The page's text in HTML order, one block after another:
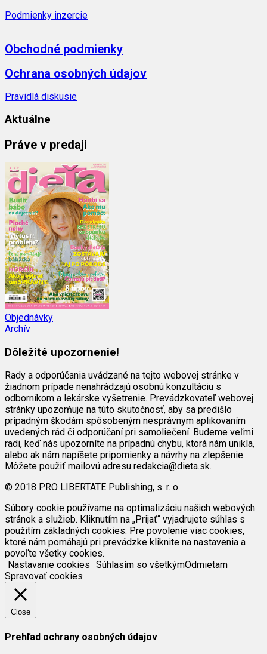
Podmienky inzercie
Obchodné podmienky
Ochrana osobných údajov
Pravidlá diskusie
Aktuálne
Práve v predaji
Objednávky
Archív
Dôležité upozornenie!
Rady a odporúčania uvádzané na tejto webovej stránke v
žiadnom prípade nenahrádzajú osobnú konzultáciu s
odborníkom a lekárske vyšetrenie. Prevádzkovateľ webovej
stránky upozorňuje na túto skutočnosť, aby sa predišlo
prípadným škodám spôsobeným nesprávnym aplikovaním
uvedených rád či odporúčaní pri samoliečení. Budeme veľmi
radi, keď nás upozorníte na prípadnú chybu, ktorá nám unikla,
alebo ak nám napíšete pripomienky a návrhy na zlepšenie.
Môžete použiť mailovú adresu redakcia@dieta.sk.
© 2018 PRO LIBERTATE Publishing, s. r. o.
Súbory cookie používame na optimalizáciu našich webových
stránok a služieb. Kliknutím na „Prijať“ vyjadrujete súhlas s
použitím základných cookies. Pre povolenie viac cookies,
ktoré nám pomáhajú pri prevádzke kliknite na nastavenia a
povoľte všetky cookies.
Nastavanie cookies Súhlasím so všetkýmOdmietam
Spravovať cookies
Close
Prehľad ochrany osobných údajov